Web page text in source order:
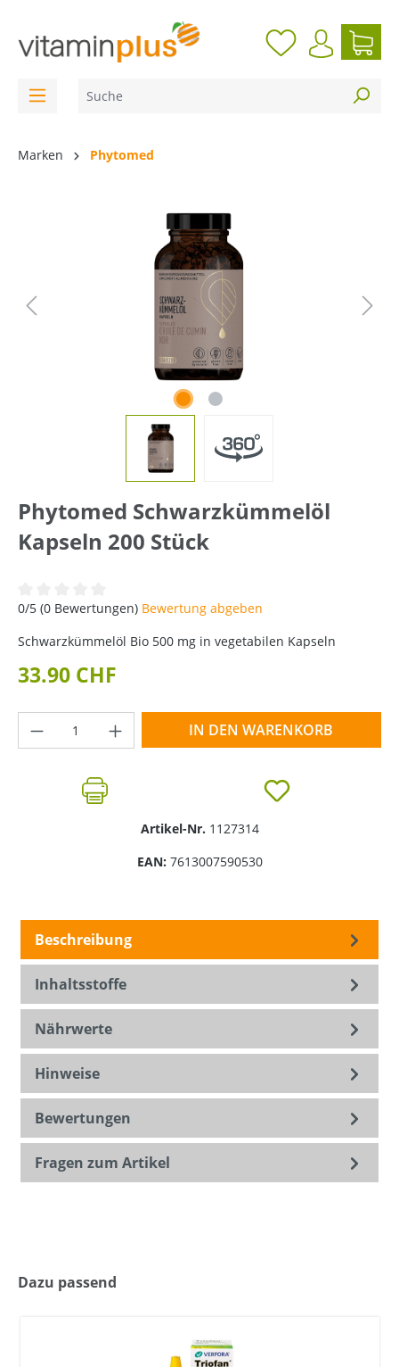
Marken Phytomed
Phytomed Schwarzkümmelöl
Kapseln 200 Stück
Durchschnittliche Bewertung von 0 von 5 Sternen
0/5 (0 Bewertungen) Bewertung abgeben
Schwarzkümmelöl Bio 500 mg in vegetabilen Kapseln
33.90 CHF
Produkt Anzahl: Gib den gewünschten
IN DEN WARENKORB
Artikel-Nr. 1127314
EAN: 7613007590530
Beschreibung
Inhaltsstoffe
Nährwerte
Hinweise
Bewertungen
Fragen zum Artikel
Dazu passend